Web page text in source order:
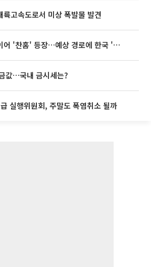
륙고속도로서 미상 폭발물 발견
태풍 '돌핀' 이어 '찬홈' 등장…예상 경로에 한국 '한숨'
값…국내 금시세는?
실행위원회, 주말도 폭염취소 될까